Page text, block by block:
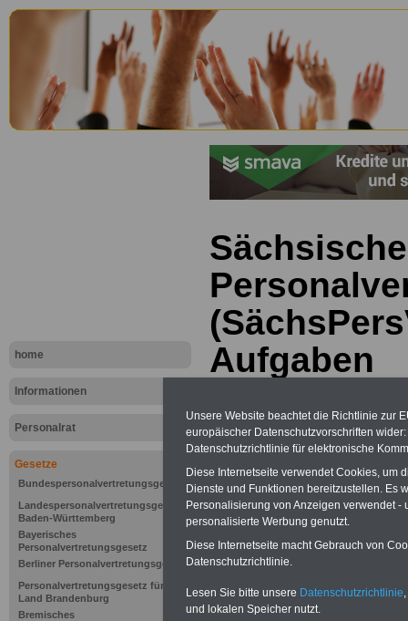
home
Informationen
Personalrat
Gesetze
Bundespersonalvertretungsgesetz
Landespersonalvertretungsgesetz
Baden-Württemberg
Bayerisches
Personalvertretungsgesetz
Berliner Personalvertretungsgesetz
Personalvertretungsgesetz für das
Land Brandenburg
Bremisches
Aufgaben
Unsere Website beachtet die Richtlinie zur
europäischer Datenschutzvorschriften
Datenschutzrichtlinie für elektronische
Diese Internetseite verwendet Cookies, um
Dienste und Funktionen bereitzustellen. Es
Personalisierung von Anzeigen verwendet
personalisierte Werbung genutzt.
Diese Internetseite macht Gebrauch von
Datenschutzrichtlinie.
Lesen Sie bitte unsere Datenschutzrichtlinie
und lokalen Speicher nutzt.